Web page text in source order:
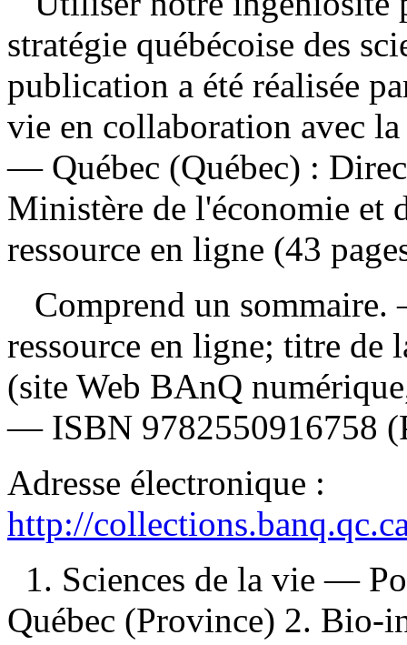
stratégie québécoise des
publication a été réalisée
vie en collaboration avec
— Québec (Québec) :
Ministère de l'économie
ressource en ligne (43
Comprend un
ressource en ligne; titre de
(site Web BAnQ
— ISBN 9782550916758
Adresse électronique :
http://
1. Sciences de la vie —
Québec (Province) 2.